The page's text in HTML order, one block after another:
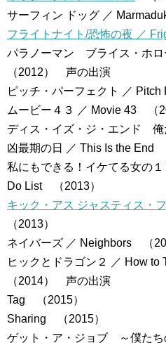
サーフィン ドッグ ／
フライトナイト/恐怖の夜 ／
パラノーマン ブライス・ホ
（2012） 声の出演
ピッチ・パーフェクト ／
ムービー４３ ／ Movie 43 （
ディス・イズ・ジ・エンド 俺
凶最期の日 ／ This Is the End
私にもできる！イケてる女の
Do List （2013）
キック・アス ジャスティス・
（2013）
ネイバーズ ／ Neighbors （
ヒックとドラゴン２ ／ How
（2014） 声の出演
Tag （2015）
Sharing （2015）
ゲット・ア・ジョブ ～僕た